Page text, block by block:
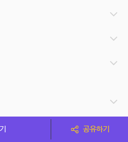
공유하기
신판매의 당사자가 아닙니다. 따라서 스페이스클